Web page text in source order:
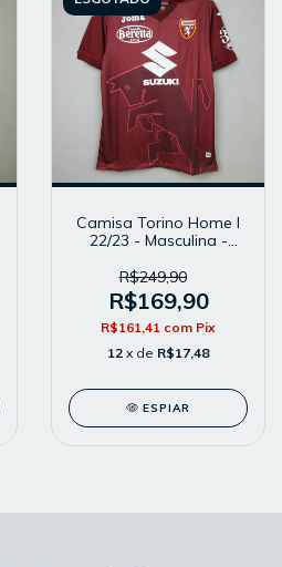
Camisa Torino Home I
22/23 - Masculina -
Vinho
R$249,90
R$169,90
R$161,41 com Pix
12 x de R$17,48
ESPIAR